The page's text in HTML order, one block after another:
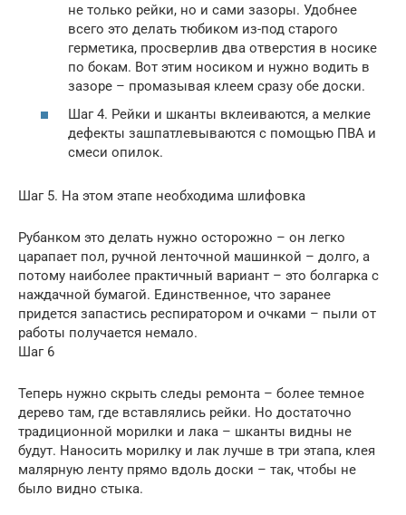
не только рейки, но и сами зазоры. Удобнее
всего это делать тюбиком из-под старого
герметика, просверлив два отверстия в носике
по бокам. Вот этим носиком и нужно водить в
зазоре – промазывая клеем сразу обе доски.
Шаг 4. Рейки и шканты вклеиваются, а мелкие
дефекты зашпатлевываются с помощью ПВА и
смеси опилок.
Шаг 5. На этом этапе необходима шлифовка
Рубанком это делать нужно осторожно – он легко
царапает пол, ручной ленточной машинкой – долго, а
потому наиболее практичный вариант – это болгарка с
наждачной бумагой. Единственное, что заранее
придется запастись респиратором и очками – пыли от
работы получается немало.
Шаг 6
Теперь нужно скрыть следы ремонта – более темное
дерево там, где вставлялись рейки. Но достаточно
традиционной морилки и лака – шканты видны не
будут. Наносить морилку и лак лучше в три этапа, клея
малярную ленту прямо вдоль доски – так, чтобы не
было видно стыка.